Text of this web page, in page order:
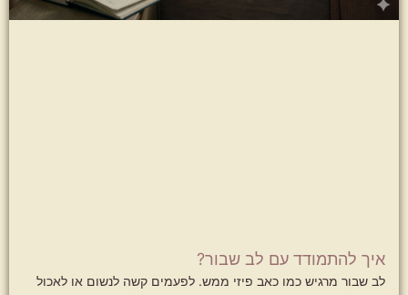
איך להתמודד עם לב שבור?
לב שבור מרגיש כמו כאב פיזי ממש. לפעמים קשה לנשום או לאכול